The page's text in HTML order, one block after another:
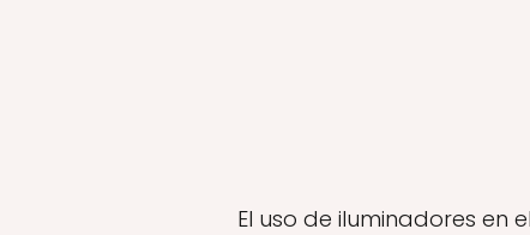
El uso de iluminadores en